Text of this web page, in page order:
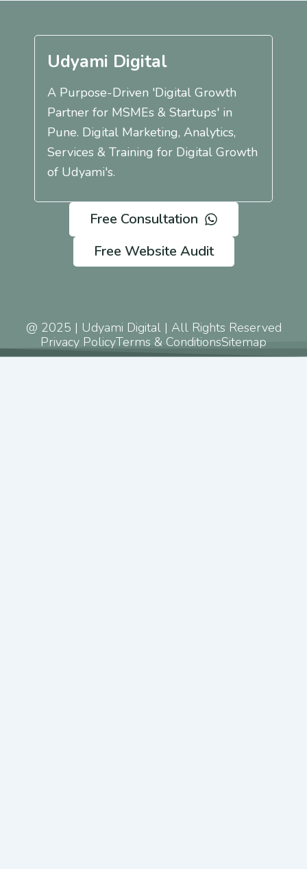
Udyami Digital
A Purpose-Driven 'Digital Growth
Partner for MSMEs & Startups' in
Pune. Digital Marketing, Analytics,
Services & Training for Digital Growth
of Udyami's.
Free Consultation
Free Website Audit
@ 2025 | Udyami Digital | All Rights Reserved
Privacy PolicyTerms & ConditionsSitemap